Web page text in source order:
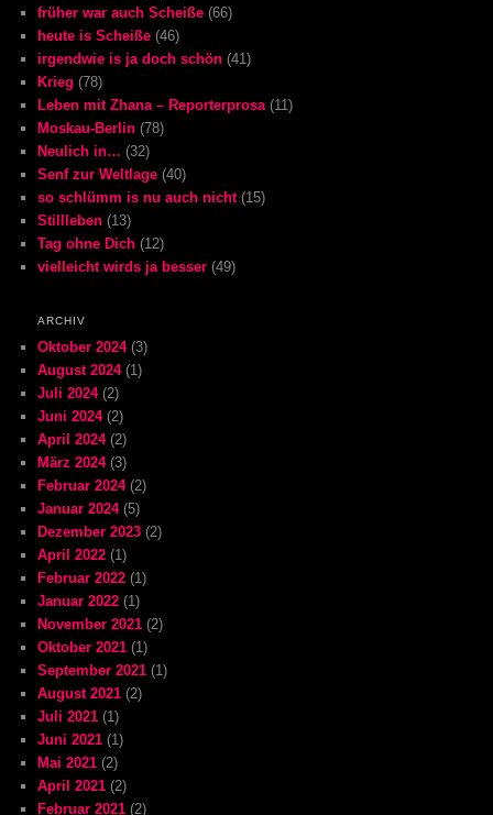
früher war auch Scheiße (66)
heute is Scheiße (46)
irgendwie is ja doch schön (41)
Krieg (78)
Leben mit Zhana – Reporterprosa(11)
Moskau-Berlin (78)
Neulich in… (32)
Senf zur Weltlage (40)
so schlümm is nu auch nicht(15)
Stillleben (13)
Tag ohne Dich (12)
vielleicht wirds ja besser (49)
ARCHIV
Oktober 2024(3)
August 2024(1)
Juli 2024(2)
Juni 2024(2)
April 2024(2)
März 2024(3)
Februar 2024(2)
Januar 2024(5)
Dezember 2023 (2)
April 2022 (1)
Februar 2022 (1)
Januar 2022 (1)
November 2021 (2)
Oktober 2021 (1)
September 2021 (1)
August 2021 (2)
Juli 2021 (1)
Juni 2021 (1)
Mai 2021 (2)
April 2021 (2)
Februar 2021 (2)